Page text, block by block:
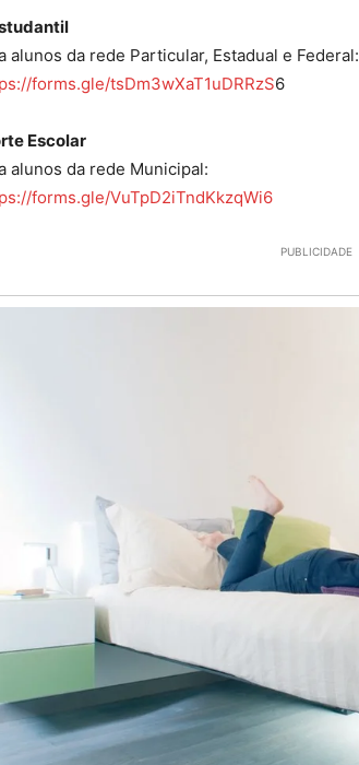
alunos da rede Particular, Estadual e Federal:
forms.gle/tsDm3wXaT1uDRRzS6
Escolar
alunos da rede Municipal:
forms.gle/VuTpD2iTndKkzqWi6
PUBLICIDADE